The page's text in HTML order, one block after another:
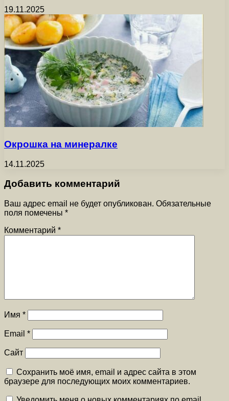
19.11.2025
Окрошка на минералке
14.11.2025
Добавить комментарий
Ваш адрес email не будет опубликован. Обязательные
поля помечены *
Комментарий *
Имя *
Email *
Сайт
Сохранить моё имя, email и адрес сайта в этом
браузере для последующих моих комментариев.